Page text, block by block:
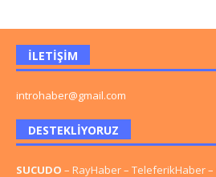
İLETIŞIM
introhaber@gmail.com
DESTEKLIYORUZ
SUCUDO – RayHaber– TeleferikHaber–